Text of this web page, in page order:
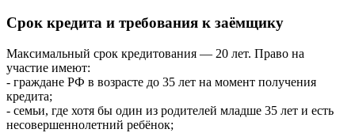
Срок кредита и требования к заёмщику
Максимальный срок кредитования — 20 лет. Право на
участие имеют:
- граждане РФ в возрасте до 35 лет на момент получения
кредита;
- семьи, где хотя бы один из родителей младше 35 лет и есть
несовершеннолетний ребёнок;